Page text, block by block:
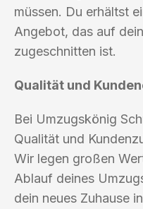
müssen. Du erhältst
Angebot, das auf
zugeschnitten ist.
Qualität und
Bei Umzugskönig
Qualität und
Wir legen großen
Ablauf deines
dein neues Zuhause